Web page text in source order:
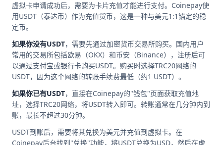
虚拟卡申请成功后，需要为卡片充值才能进行支付。Coinepay使
用USDT（泰达币）作为充值货币，这是一种与美元1:1锚定的稳
定币。
如果你没有USDT，需要先通过加密货币交易所购买。国内用户
常用的交易所包括欧易（OKX）和币安（Binance），注册后可
以通过支付宝或银行卡购买USDT。购买时选择TRC20网络的
USDT，因为这个网络的转账手续费最低（约1 USDT）。
如果你已有USDT，直接在Coinepay的"钱包"页面获取充值地
址，选择TRC20网络，将USDT转入即可。转账通常在几分钟内到
账，最长不超过30分钟。
USDT到账后，需要将其兑换为美元并充值到虚拟卡。在
Coinepay后台找到"兑换"功能，将USDT兑换为USD，然后在虚